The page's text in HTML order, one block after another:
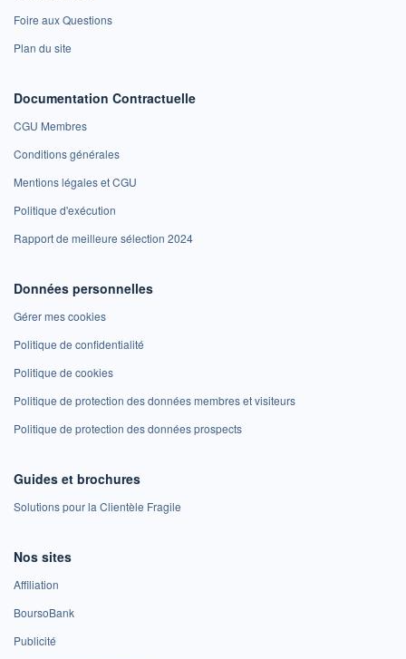
Foire aux Questions
Plan du site
Documentation Contractuelle
CGU Membres
Conditions générales
Mentions légales et CGU
Politique d'exécution
Rapport de meilleure sélection 2024
Données personnelles
Gérer mes cookies
Politique de confidentialité
Politique de cookies
Politique de protection des données membres et visiteurs
Politique de protection des données prospects
Guides et brochures
Solutions pour la Clientèle Fragile
Nos sites
Affiliation
BoursoBank
Publicité